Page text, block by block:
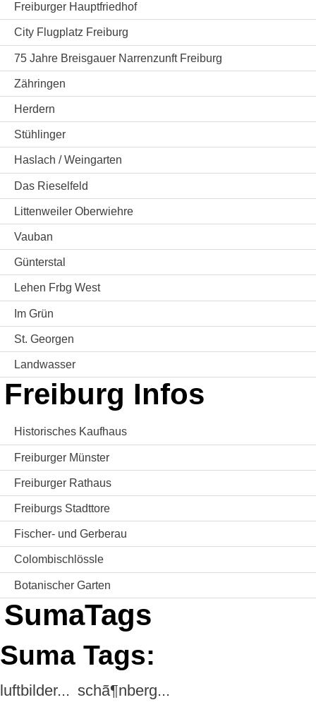
Freiburger Hauptfriedhof
City Flugplatz Freiburg
75 Jahre Breisgauer Narrenzunft Freiburg
Zähringen
Herdern
Stühlinger
Haslach / Weingarten
Das Rieselfeld
Littenweiler Oberwiehre
Vauban
Günterstal
Lehen Frbg West
Im Grün
St. Georgen
Landwasser
Freiburg Infos
Historisches Kaufhaus
Freiburger Münster
Freiburger Rathaus
Freiburgs Stadttore
Fischer- und Gerberau
Colombischlössle
Botanischer Garten
SumaTags
Suma Tags:
luftbilder... schã¶nberg...